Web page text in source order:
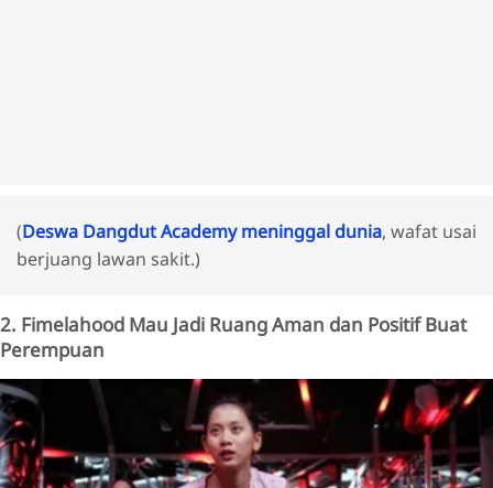
(Deswa Dangdut Academy meninggal dunia, wafat usai
berjuang lawan sakit.)
2. Fimelahood Mau Jadi Ruang Aman dan Positif Buat
Perempuan